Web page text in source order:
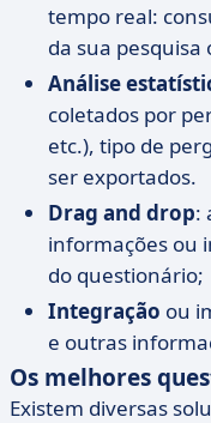
tempo real:
da sua
Análise
coletados por
etc.), tipo de
ser exportados.
Drag and drop:
informações ou
do questionário;
Integração ou
e outras
Os melhores
Existem diversas